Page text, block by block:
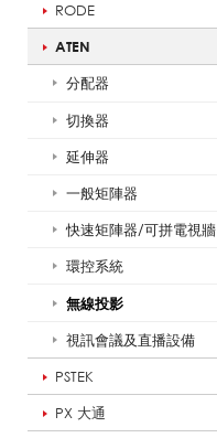
RODE
ATEN
分配器
切換器
延伸器
一般矩陣器
快速矩陣器/可拼電視牆
環控系統
無線投影
視訊會議及直播設備
PSTEK
PX 大通